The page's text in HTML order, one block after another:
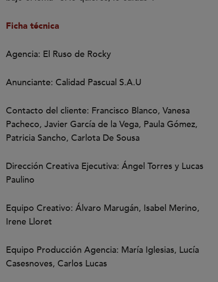
Ficha técnica
Agencia: El Ruso de Rocky
Anunciante: Calidad Pascual S.A.U
Contacto del cliente: Francisco Blanco, Vanesa
Pacheco, Javier García de la Vega, Paula Gómez,
Patricia Sancho, Carlota De Sousa
Dirección Creativa Ejecutiva: Ángel Torres y Lucas
Paulino
Equipo Creativo: Álvaro Marugán, Isabel Merino,
Irene Lloret
Equipo Producción Agencia: María Iglesias, Lucía
Casesnoves, Carlos Lucas